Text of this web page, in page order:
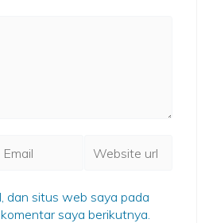
dan situs web saya pada
saya berikutnya.